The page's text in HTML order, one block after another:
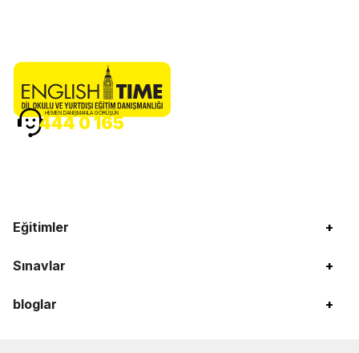
Eğitimler +
Sınavlar +
bloglar +
HEMEN DANIŞMANLA GÖRÜŞÜN
444 0 165